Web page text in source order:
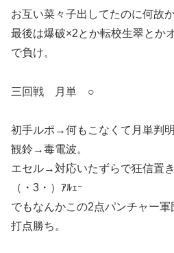
お互い菜々子出してたのに何故
最後は爆破×2とか転校生翠とか
で負け。
三回戦 月単 ○
初手ルポ→何もこなくて月単判明
観鈴→毒電波。
エセル→対応いたずらで狂信置き
（・3・）ｱﾙｪｰ
でもなんかこの2点パンチャー
打点勝ち。